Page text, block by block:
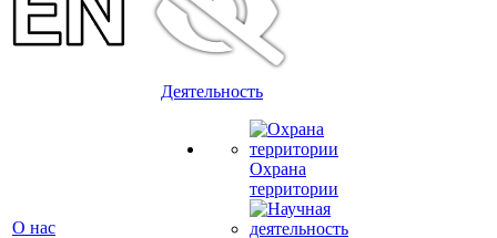
О нас
Деятельность
Охрана
территории